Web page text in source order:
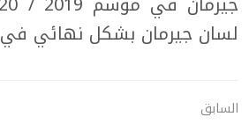
لسان جيرمان بشكل نهائي في 2020.
السابق